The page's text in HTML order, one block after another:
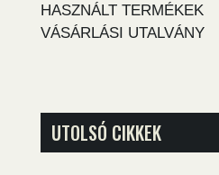
HASZNÁLT TERMÉKEK
VÁSÁRLÁSI UTALVÁNY
UTOLSÓ CIKKEK